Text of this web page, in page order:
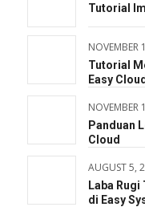
Tutorial
NOVEMBER
Tutorial
Easy Cloud
NOVEMBER
Panduan
Cloud
AUGUST 5,
Laba
di Easy